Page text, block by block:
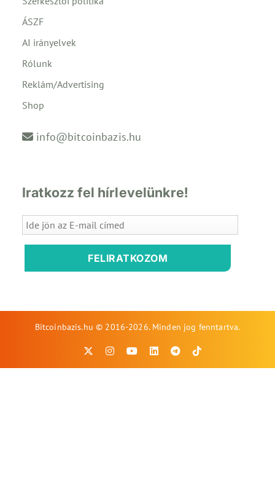
ÁSZF
AI irányelvek
Rólunk
Reklám/Advertising
Shop
info@bitcoinbazis.hu
Iratkozz fel hírlevelünkre!
FELIRATKOZOM
Bitcoinbazis.hu © 2016-2026. Minden jog fenntartva.